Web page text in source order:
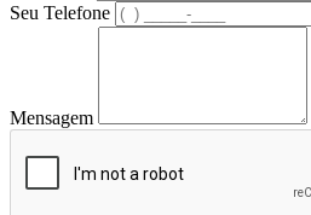
Seu Telefone
Mensagem